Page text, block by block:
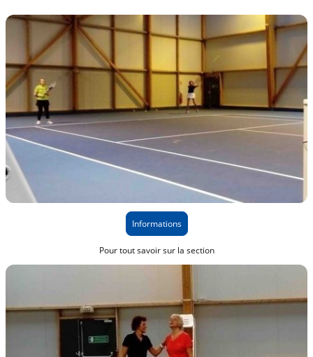
Informations
Pour tout savoir sur la section